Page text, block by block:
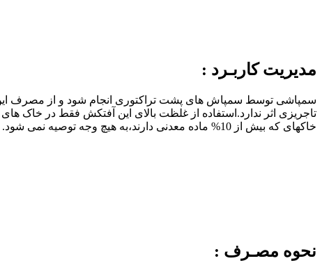
مدیریت کاربـرد :
سمپاشی توسط سمپاش های پشت تراکتوری انجام شود و از مصرف
تاجریزی اثر ندارد.استفاده از غلظت بالای این آفتکش فقط در خاک
خاکهای که بیش از 10% ماده معدنی دارند،به هیچ وجه توصیه نمی شود.
نحوه مصـرف :